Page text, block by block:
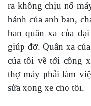
ra không chịu nổ
bánh của anh bạn,
ban quân xa của
giúp đỡ. Quân xa
của tôi về tới công
thợ máy phải làm
sửa xong xe cho tôi.